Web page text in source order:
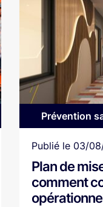
Prévention
Article
Publié le 03/
Plan de
comment